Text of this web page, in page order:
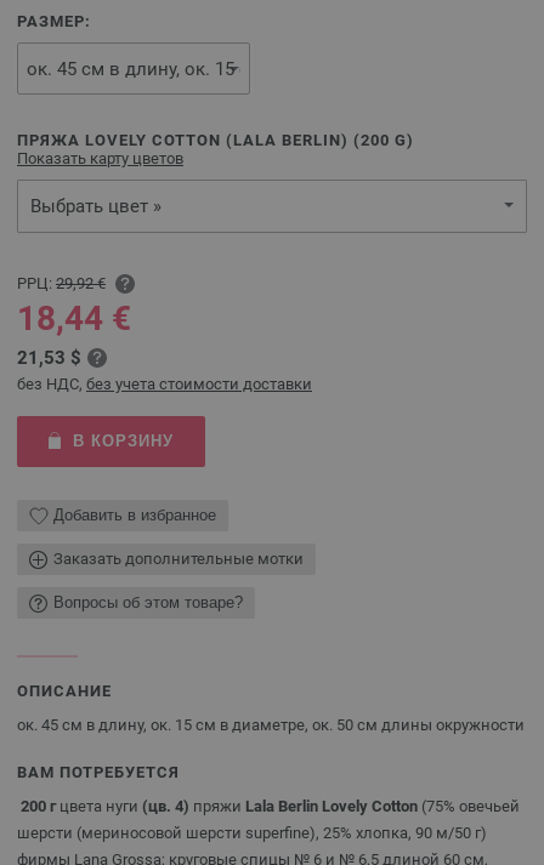
РАЗМЕР:
ПРЯЖА LOVELY COTTON (LALA BERLIN) (200 G)
Показать карту цветов
Выбрать цвет »
РРЦ: 29,92 €
18,44 €
21,53 $
без НДС, без учета стоимости доставки
В КОРЗИНУ
Добавить в избранное
Заказать дополнительные мотки
Вопросы об этом товаре?
ОПИСАНИЕ
ок. 45 см в длину, ок. 15 см в диаметре, ок. 50 см длины окружности
ВАМ ПОТРЕБУЕТСЯ
200 г цвета нуги (цв. 4) пряжи Lala Berlin Lovely Cotton (75% овечьей
шерсти (мериносовой шерсти superfine), 25% хлопка, 90 м/50 г)
фирмы Lana Grossa; круговые спицы № 6 и № 6,5 длиной 60 см,